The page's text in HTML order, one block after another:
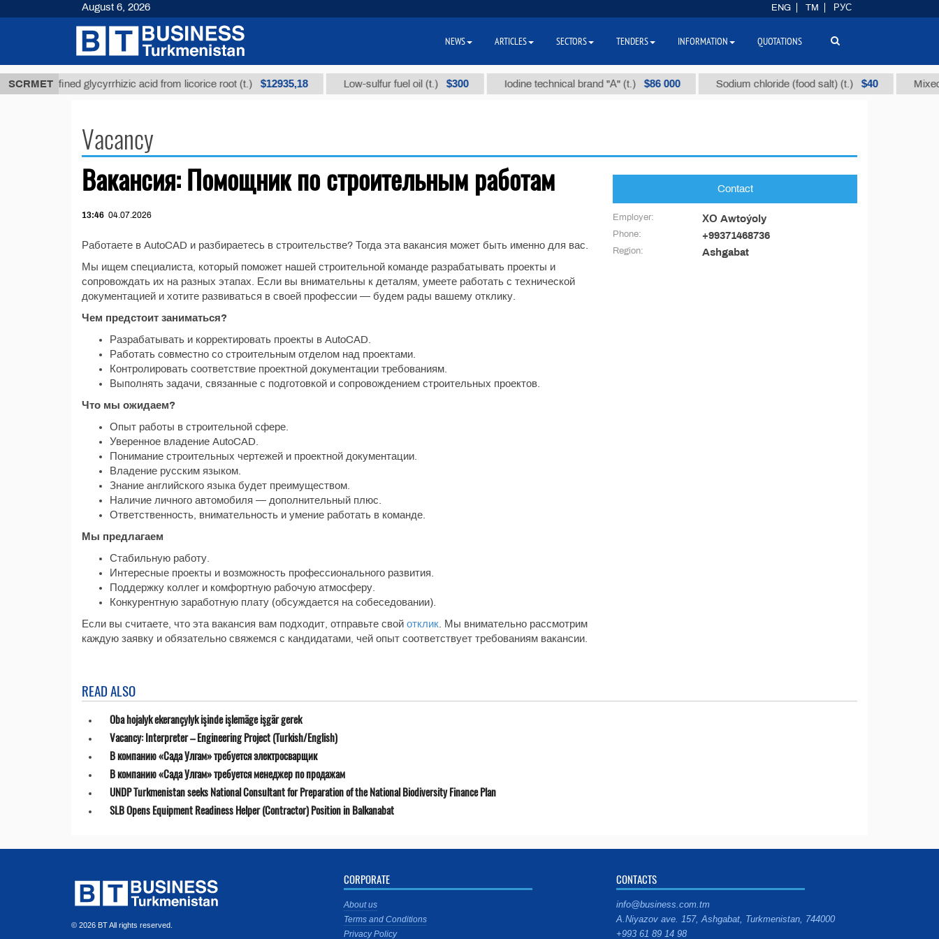
SCRMET
Unrefined glycyrrhizic acid from licorice root (t.) $12935,18 Low-sulfur fuel oil (t.) $300 Iodine technical brand "А" (t.) $86 000 Sodium chloride (food salt) (t.) $40 Mixed
Vacancy
Вакансия: Помощник по строительным работам
13:46 04.07.2026
Работаете в AutoCAD и разбираетесь в строительстве? Тогда эта вакансия может быть именно для вас.
Мы ищем специалиста, который поможет нашей строительной команде разрабатывать проекты и
сопровождать их на разных этапах. Если вы внимательны к деталям, умеете работать с технической
документацией и хотите развиваться в своей профессии — будем рады вашему отклику.
Чем предстоит заниматься?
Разрабатывать и корректировать проекты в AutoCAD.
Работать совместно со строительным отделом над проектами.
Контролировать соответствие проектной документации требованиям.
Выполнять задачи, связанные с подготовкой и сопровождением строительных проектов.
Что мы ожидаем?
Опыт работы в строительной сфере.
Уверенное владение AutoCAD.
Понимание строительных чертежей и проектной документации.
Владение русским языком.
Знание английского языка будет преимуществом.
Наличие личного автомобиля — дополнительный плюс.
Ответственность, внимательность и умение работать в команде.
Мы предлагаем
Стабильную работу.
Интересные проекты и возможность профессионального развития.
Поддержку коллег и комфортную рабочую атмосферу.
Конкурентную заработную плату (обсуждается на собеседовании).
Если вы считаете, что эта вакансия вам подходит, отправьте свой отклик . Мы внимательно рассмотрим
каждую заявку и обязательно свяжемся с кандидатами, чей опыт соответствует требованиям вакансии.
Contact
Employer: ХО Awtoýoly
Phone: +99371468736
Region: Ashgabat
READ ALSO
Oba hojalyk ekerançylyk işinde işlemäge işgär gerek
Vacancy: Interpreter – Engineering Project (Turkish/English)
В компанию «Сада Улгам» требуется электросварщик
В компанию «Сада Улгам» требуется менеджер по продажам
UNDP Turkmenistan seeks National Consultant for Preparation of the National Biodiversity Finance Plan
SLB Opens Equipment Readiness Helper (Contractor) Position in Balkanabat
© 2026 BT All rights reserved.
CORPORATE
About us
Terms and Conditions
Privacy Policy
CONTACTS
info@business.com.tm
A.Niyazov ave. 157, Ashgabat, Turkmenistan, 744000
+993 61 89 14 98
August 6, 2026 ENG TM РУС
NEWS ARTICLES SECTORS TENDERS INFORMATION QUOTATIONS